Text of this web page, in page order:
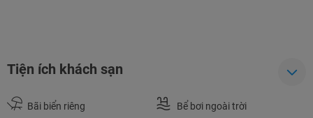
Tiện ích khách sạn
Bãi biển riêng Bể bơi ngoài trời